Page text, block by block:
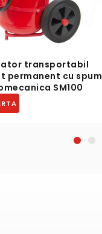
transportabil
permanent cu
SM50
3